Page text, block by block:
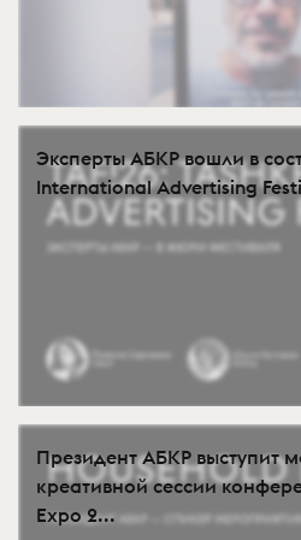
Эксперты АБКР вошли в
International Advertising
Президент АБКР выступит
креативной сессии
Expo 2...